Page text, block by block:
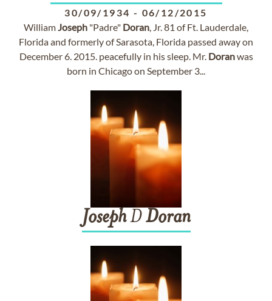
30/09/1934 - 06/12/2015
WilliamJoseph "Padre" Doran, Jr. 81 of Ft. Lauderdale,
Florida and formerly of Sarasota, Florida passed away on
December 6. 2015. peacefully in his sleep. Mr. Doranwas
born in Chicago on September 3...
JosephDDoran